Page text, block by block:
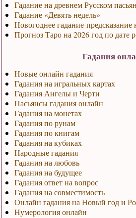
Гадание на древнем Русском
Гадание «Девять недель»
Новогоднее гадание-предсказание
Прогноз Таро на 2026 год по дате
Гадания
Новые онлайн гадания
Гадания на игральных картах
Гадания Ангелы и Черти
Пасьянсы гадания онлайн
Гадания на монетах
Гадания по рунам
Гадания по книгам
Гадания на кубиках
Народные гадания
Гадания на любовь
Гадания на будущее
Гадания ответ на вопрос
Гадания на совместимость
Онлайн гадания на Новый год и
Нумерология онлайн